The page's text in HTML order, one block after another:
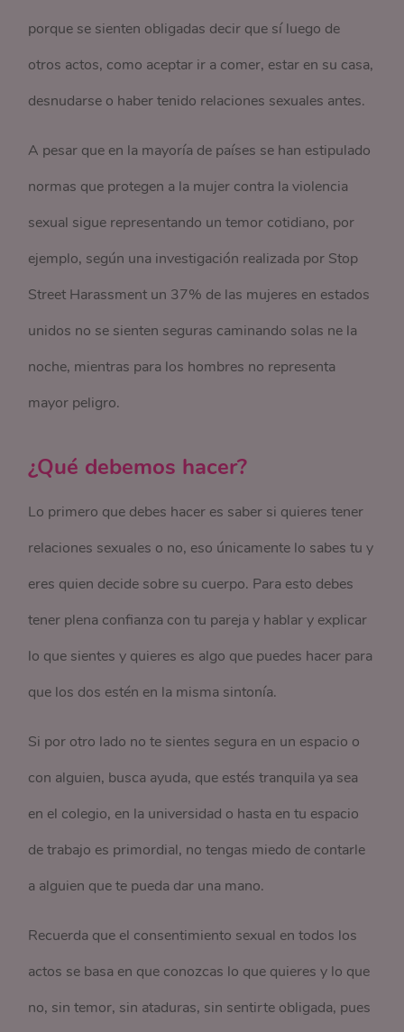
porque se sienten obligadas decir que sí luego de
otros actos, como aceptar ir a comer, estar en su casa,
desnudarse o haber tenido relaciones sexuales antes.
A pesar que en la mayoría de países se han estipulado
normas que protegen a la mujer contra la violencia
sexual sigue representando un temor cotidiano, por
ejemplo, según una investigación realizada por Stop
Street Harassment un 37% de las mujeres en estados
unidos no se sienten seguras caminando solas ne la
noche, mientras para los hombres no representa
mayor peligro.
¿Qué debemos hacer?
Lo primero que debes hacer es saber si quieres tener
relaciones sexuales o no, eso únicamente lo sabes tu y
eres quien decide sobre su cuerpo. Para esto debes
tener plena confianza con tu pareja y hablar y explicar
lo que sientes y quieres es algo que puedes hacer para
que los dos estén en la misma sintonía.
Si por otro lado no te sientes segura en un espacio o
con alguien, busca ayuda, que estés tranquila ya sea
en el colegio, en la universidad o hasta en tu espacio
de trabajo es primordial, no tengas miedo de contarle
a alguien que te pueda dar una mano.
Recuerda que el consentimiento sexual en todos los
actos se basa en que conozcas lo que quieres y lo que
no, sin temor, sin ataduras, sin sentirte obligada, pues